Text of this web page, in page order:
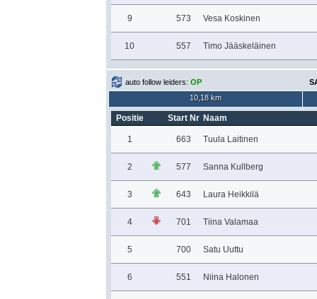
9 573 Vesa Koskinen
10 557 Timo Jääskeläinen
auto follow leiders: OP
10,18 km
Positie Start Nr Naam
1 663 Tuula Laitinen
2 577 Sanna Kullberg
3 643 Laura Heikkilä
4 701 Tiina Valamaa
5 700 Satu Uuttu
6 551 Niina Halonen